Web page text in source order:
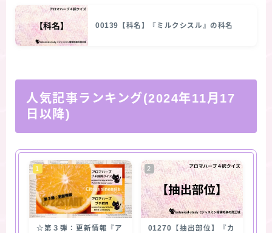
00139【科名】『ミルクシスル』の科名
人気記事ランキング(2024年11月17
日以降)
☆第３弾：更新情報『ア
01270【抽出部位】『カ